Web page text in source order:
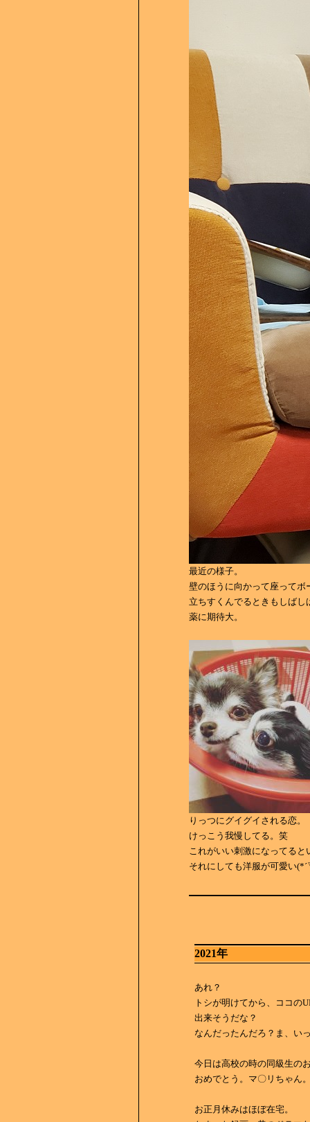
最近の様子。
壁のほうに向かって座ってボ
立ちすくんでるときもしばし
薬に期待大。
りっつにグイグイされる恋。
けっこう我慢してる。笑
これがいい刺激になってると
それにしても洋服が可愛い
2021年
あれ？
トシが明けてから、ココの
出来そうだな？
なんだったんだろ？ま、い
今日は高校の時の同級生の
おめでとう。マ〇リちゃん
お正月休みはほぼ在宅。